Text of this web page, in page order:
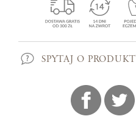
SPYTAJ O PRODUKT